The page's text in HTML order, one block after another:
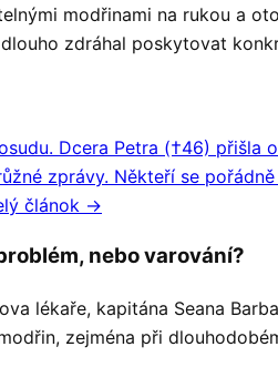
modřinami na rukou a
zdráhal poskytovat
Dcera Petra (†46)
zprávy. Někteří se
článok →
nebo varování?
lékaře, kapitána Seana
zejména při